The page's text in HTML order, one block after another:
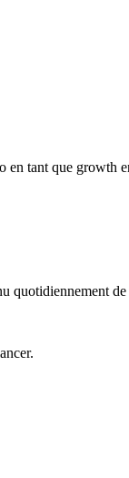
tant que growth
quotidiennement